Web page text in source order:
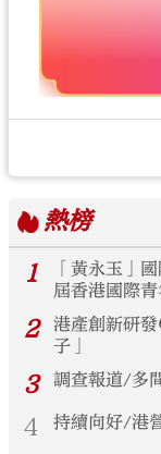
熱榜
1
「黃永玉」
屆香港國際
2
港產創新研
子」
3 調查報道/多
4 持續向好/港